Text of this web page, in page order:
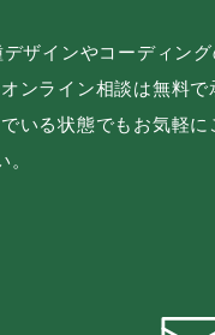
ザインやコーディン
ンライン相談は無料で
いる状態でもお気軽に